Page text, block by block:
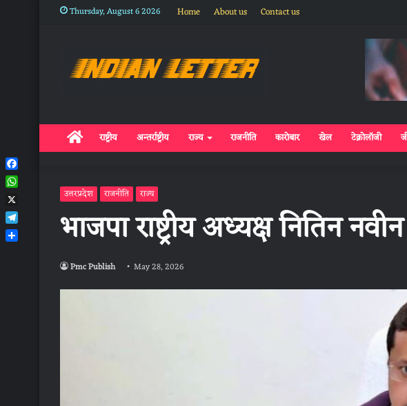
Thursday, August 6 2026 Home About us Contact us
Homeराष्ट्रीय अन्तर्राष्ट्रीय राज्य राजनीति कारोबार खेल टेक्नोलॉजी
उत्तरप्रदेश राजनीति राज्य
भाजपा राष्ट्रीय अध्यक्ष नितिन
Pmc Publish May 28, 2026
Facebook
WhatsApp
X
Telegram